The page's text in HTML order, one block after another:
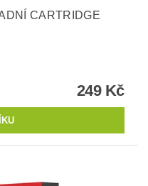
CARTRIDGE
249 Kč